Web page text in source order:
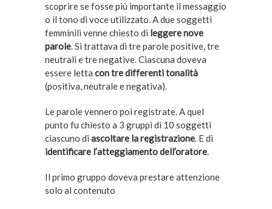
scoprire se fosse più importante il messaggio
o il tono di voce utilizzato. A due soggetti
femminili venne chiesto di leggere nove
parole. Si trattava di tre parole positive, tre
neutrali e tre negative. Ciascuna doveva
essere letta con tre differenti tonalità
(positiva, neutrale e negativa).
Le parole vennero poi registrate. A quel
punto fu chiesto a 3 gruppi di 10 soggetti
ciascuno di ascoltare la registrazione. E di
identificare l’atteggiamento dell’oratore.
Il primo gruppo doveva prestare attenzione
solo al contenuto